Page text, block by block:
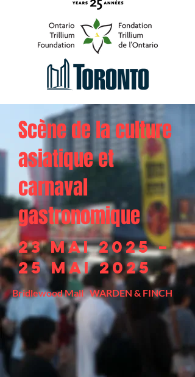
Scène de la culture
asiatique et
carnaval
gastronomique
23 mai 2025 –
25 mai 2025
Bridlewood Mall WARDEN & FINCH